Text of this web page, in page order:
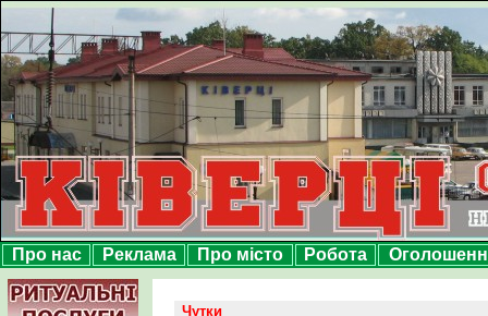
Про нас Реклама Про місто Робота
Чутки